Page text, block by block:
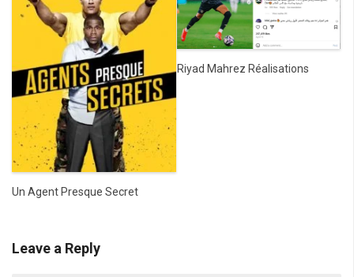
Un Agent Presque Secret
Riyad Mahrez Réalisations
Leave a Reply